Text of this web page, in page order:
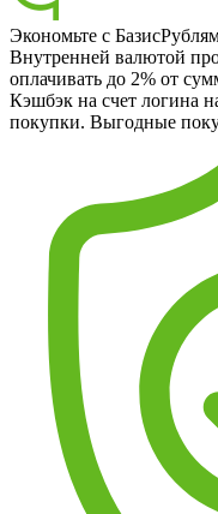
Экономьте с
Внутренней валютой
оплачивать до 2% от
Кэшбэк на счет логина
покупки. Выгодные